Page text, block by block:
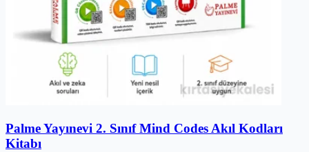
Palme Yayınevi 2. Sınıf Mind Codes Akıl Kodları
Kitabı